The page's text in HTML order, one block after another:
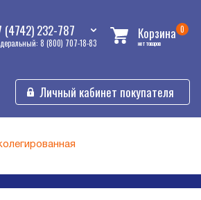
(4742) 232-787
8 (800) 707-18-83
Корзина 0
нет товаров
Личный кабинет покупателя